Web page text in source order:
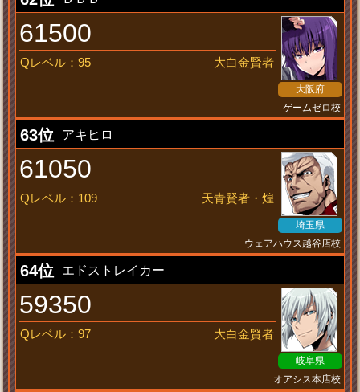
61500
Qレベル：95 大白金賢者
大阪府
ゲームゼロ校
63位 アキヒロ
61050
Qレベル：109 天青賢者・煌
埼玉県
ウェアハウス越谷店校
64位 エドストレイカー
59350
Qレベル：97 大白金賢者
岐阜県
オアシス本店校